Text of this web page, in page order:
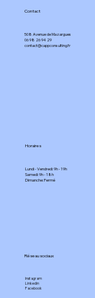
Contact
508 Avenue de Mazargues​
06 98 26 94 29​
contact@cappconsulting.fr
Horaires
Lundi - Vendredi: 9h - 19h
Samedi: 9h - 18h
Dimanche: Fermé​
Réseau sociaux
Instagram
Linkedin
Facebook